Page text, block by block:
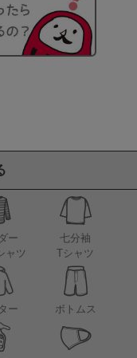
ー
ャツ
七分袖
Tシャツ
ー ボトムス